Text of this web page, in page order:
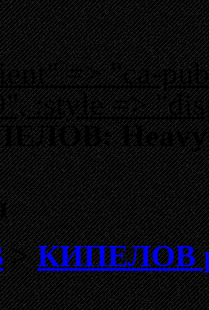
=> "ca-
:style =>
>КИПЕЛОВ